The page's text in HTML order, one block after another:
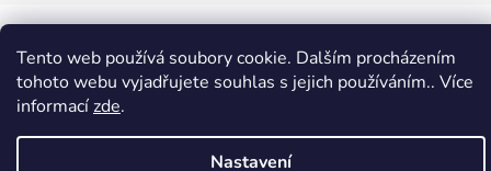
Tento web používá soubory cookie. Dalším procházením
tohoto webu vyjadřujete souhlas s jejich používáním.. Více
informacízde.
Nastavení
Vytvořil Shoptet
Upravit nastavení cookies